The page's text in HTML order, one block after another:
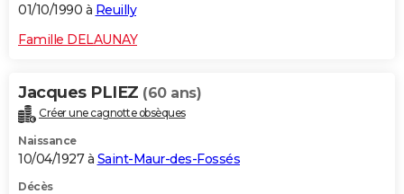
01/10/1990 à Reuilly
Famille DELAUNAY
Jacques PLIEZ (60 ans)
Créer une cagnotte obsèques
Naissance
10/04/1927 à Saint-Maur-des-Fossés
Décès